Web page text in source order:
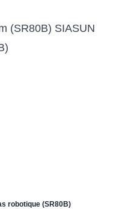
(SR80B) SIASUN
robotique (SR80B)